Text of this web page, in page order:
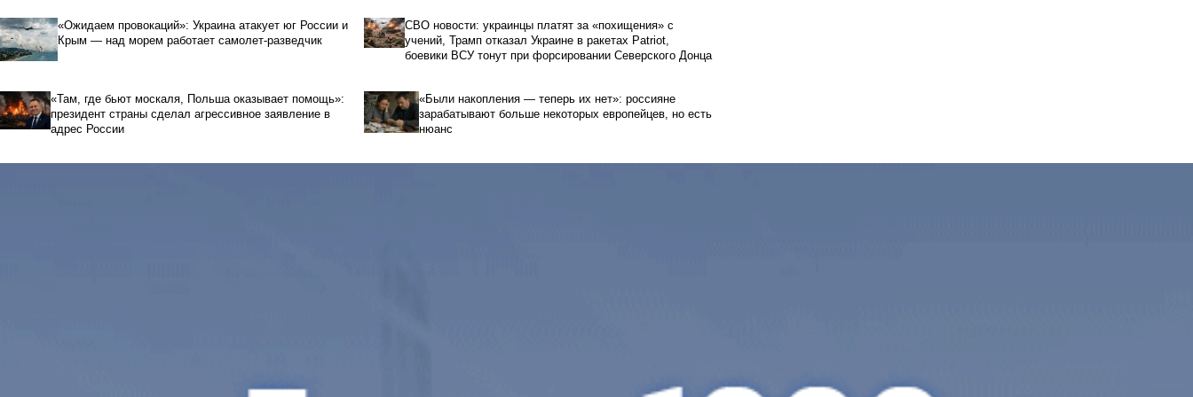
«Ожидаем провокаций»: Украина атакует юг России и
Крым — над морем работает самолет-разведчик
СВО новости: украинцы платят за «похищения» с
учений, Трамп отказал Украине в ракетах Patriot,
боевики ВСУ тонут при форсировании Северского Донца
«Там, где бьют москаля, Польша оказывает помощь»:
президент страны сделал агрессивное заявление в
адрес России
«Были накопления — теперь их нет»: россияне
зарабатывают больше некоторых европейцев, но есть
нюанс